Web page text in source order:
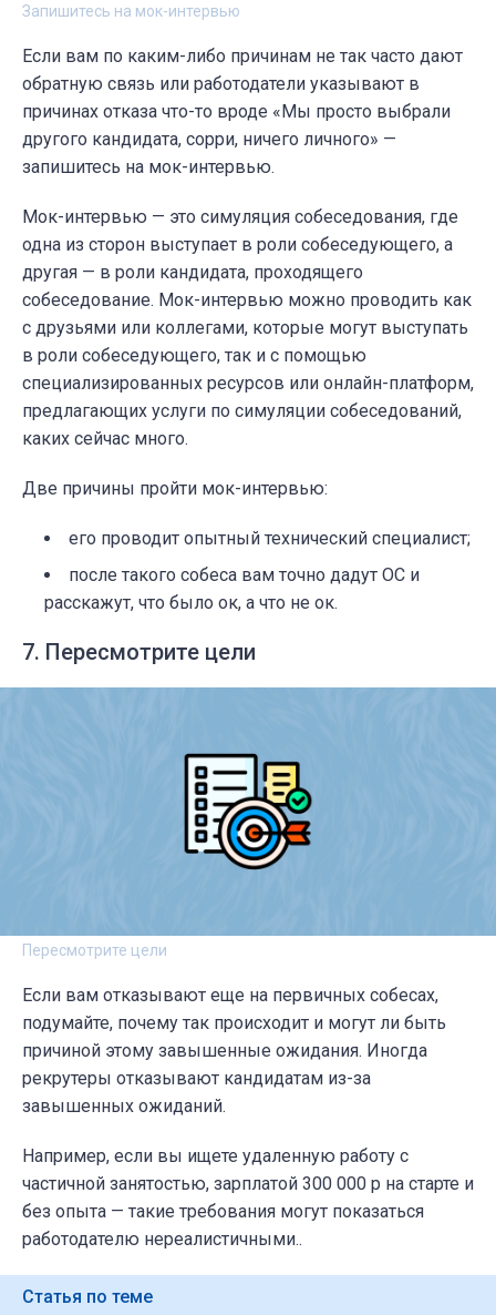
Запишитесь на мок-интервью
Если вам по каким-либо причинам не так часто дают
обратную связь или работодатели указывают в
причинах отказа что-то вроде «Мы просто выбрали
другого кандидата, сорри, ничего личного» —
запишитесь на мок-интервью.
Мок-интервью — это симуляция собеседования, где
одна из сторон выступает в роли собеседующего, а
другая — в роли кандидата, проходящего
собеседование. Мок-интервью можно проводить как
с друзьями или коллегами, которые могут выступать
в роли собеседующего, так и с помощью
специализированных ресурсов или онлайн-платформ,
предлагающих услуги по симуляции собеседований,
каких сейчас много.
Две причины пройти мок-интервью:
его проводит опытный технический специалист;
после такого собеса вам точно дадут ОС и
расскажут, что было ок, а что не ок.
7. Пересмотрите цели
Пересмотрите цели
Если вам отказывают еще на первичных собесах,
подумайте, почему так происходит и могут ли быть
причиной этому завышенные ожидания. Иногда
рекрутеры отказывают кандидатам из-за
завышенных ожиданий.
Например, если вы ищете удаленную работу с
частичной занятостью, зарплатой 300 000 р на старте и
без опыта — такие требования могут показаться
работодателю нереалистичными..
Статья по теме